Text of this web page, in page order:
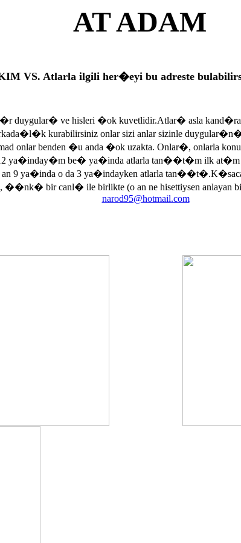
AT ADAM
VS. Atlarla ilgili her�eyi bu adreste
duygular� ve hisleri �ok kuvetlidir.Atlar� asla
kurabilirsiniz onlar sizi anlar sizinle
onlar benden �u anda �ok uzakta. Onlar�, onlarla
ya�inday�m be� ya�inda atlarla tan��t�m ilk at�m
9 ya�inda o da 3 ya�indayken atlarla
��nk� bir canl� ile birlikte (o an ne hisettiysen anlayan
narod95@hotmail.com